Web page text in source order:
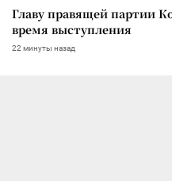
Главу правящей партии
время выступления
22 минуты назад